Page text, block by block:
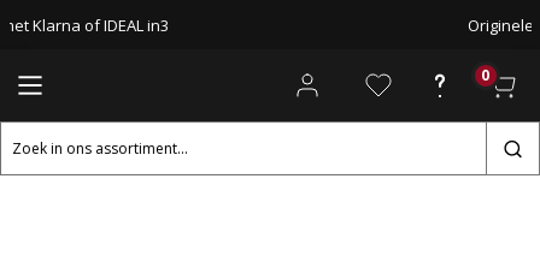
Klarna of IDEAL in3 Originele
0
Zoeken
naar: